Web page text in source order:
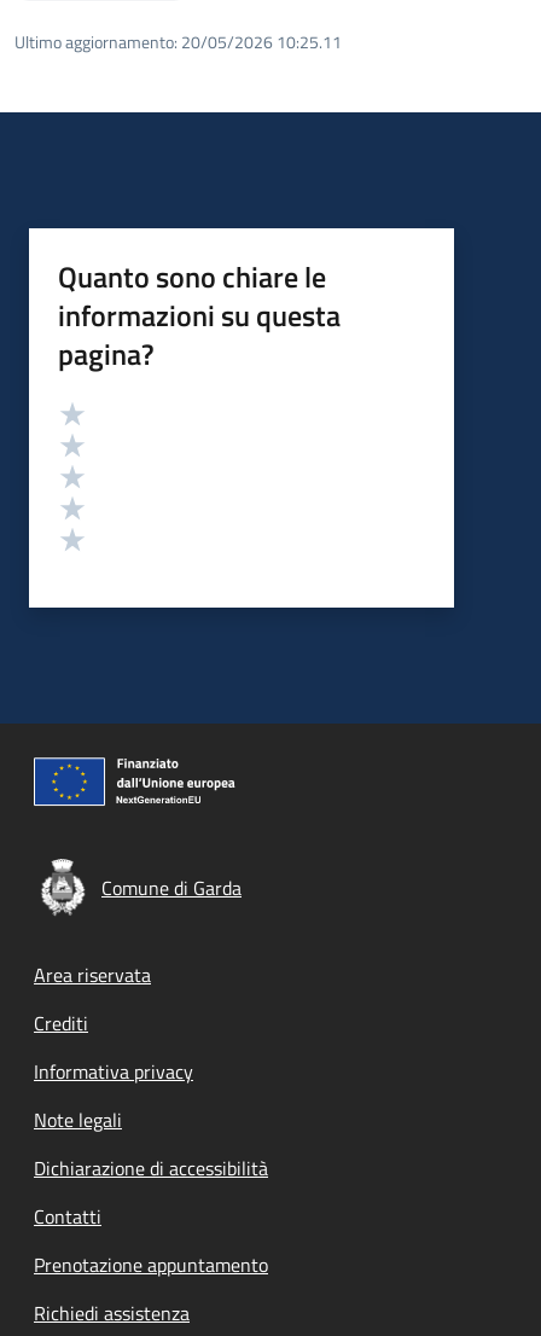
Ultimo aggiornamento: 20/05/2026 10:25.11
Quanto sono chiare le
informazioni su questa
pagina?
Valutazione
Comune di Garda
Footer menu
Area riservata
Crediti
Informativa privacy
Note legali
Dichiarazione di accessibilità
Contatti
Prenotazione appuntamento
Richiedi assistenza